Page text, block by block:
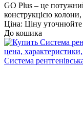
GO Plus – це
конструкцією
Ціна: Ціну уточнюйте
До кошика
Cистема